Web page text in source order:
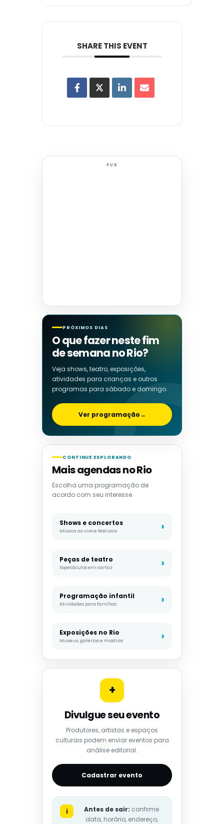
SHARE THIS EVENT
PUB
PRÓXIMOS DIAS
O que fazer neste fim
de semana no Rio?
Veja shows, teatro, exposições,
atividades para crianças e outros
programas para sábado e domingo.
Ver programação→
CONTINUE EXPLORANDO
Mais agendas no Rio
Escolha uma programação de
acordo com seu interesse.
Shows e concertos
Música ao vivo e festivais
Peças de teatro
Espetáculos em cartaz
Programação infantil
Atividades para famílias
Exposições no Rio
Museus, galerias e mostras
+
Divulgue seu evento
Produtores, artistas e espaços
culturais podem enviar eventos para
análise editorial.
Cadastrar evento
i Antes de sair: confirme
data, horário, endereço,